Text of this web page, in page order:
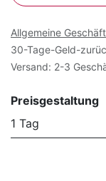
Allgemeine
30-Tage-Geld-
Versand: 2-3
Preisgestaltung
1 Tag